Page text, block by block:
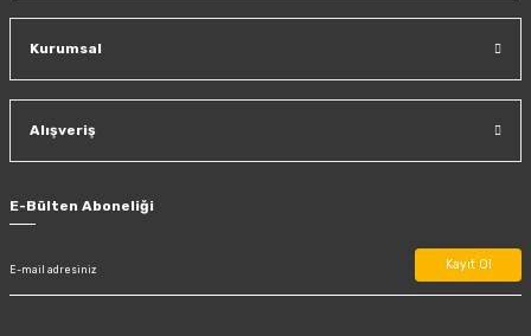
Kurumsal
Alışveriş
E-Bülten Aboneliği
Kayıt Ol